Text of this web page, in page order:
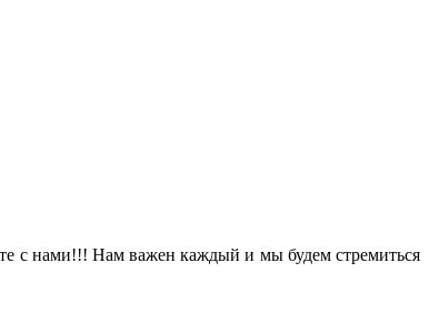
с нами!!! Нам важен каждый и мы будем стремиться